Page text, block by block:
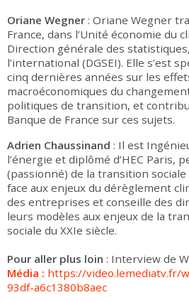
Oriane Wegner : Oriane Wegner
France, dans l’Unité économie du
Direction générale des
l’international (DGSEI). Elle s’est
cinq dernières années sur les
macroéconomiques du
politiques de transition, et
Banque de France sur ces sujets.
Adrien Chaussinand : Il est
l’énergie et diplômé d’HEC Paris,
(passionné) de la transition
face aux enjeux du dérèglement
des entreprises et conseille des
leurs modèles aux enjeux de la
sociale du XXIe siècle.
Pour aller plus loin : Interview de
Média : https://video.lemediatv.fr/
93df-a6c1380b8aec